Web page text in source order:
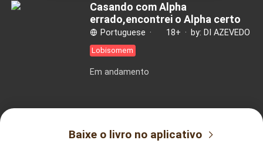
Casando com Alpha
errado,encontrei o Alpha certo
Portuguese · 18+ · by: DI AZEVEDO
Lobisomem
Em andamento
Baixe o livro no aplicativo